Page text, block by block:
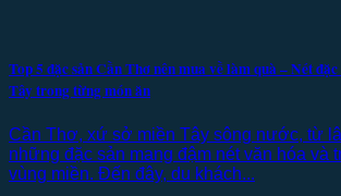
Top 5 đặc sản Cần Thơ nên mua về làm quà – Nét
Tây trong từng món ăn
Cần Thơ, xứ sở miền Tây sông nước, từ
những đặc sản mang đậm nét văn hóa và
vùng miền. Đến đây, du khách...